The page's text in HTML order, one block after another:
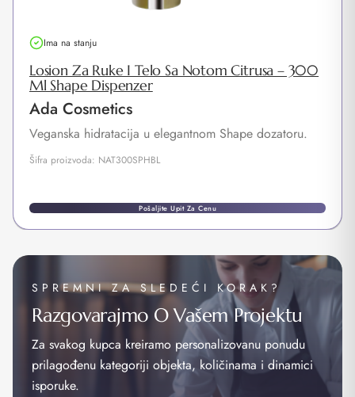
Ima na stanju
Losion Za Ruke I Telo Sa Notom Citrusa – 300
Ml Shape Dispenzer
Ada Cosmetics
Veganska hidratacija u elegantnom Shape dozatoru.
Šifra proizvoda: NAT300SPHBL
Pošaljite Upit Za Cenu
SPREMNI ZA SLEDEĆI KORAK?
Razgovarajmo O Vašem Projektu
Za svakog kupca kreiramo personalizovanu ponudu
prilagođenu kategoriji objekta, količinama i dinamici
isporuke.